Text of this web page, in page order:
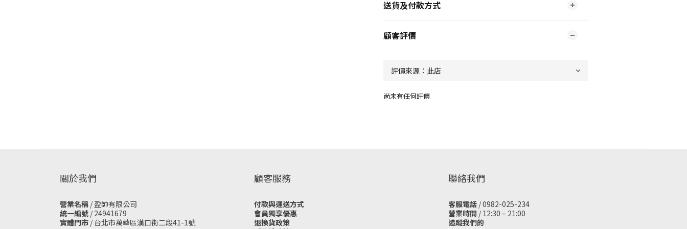
送貨及付款方式
顧客評價
尚未有任何評價
關於我們
營業名稱 / 盈帥有限公司
統一編號 / 24941679
實體門市 / 台北市萬華區漢口街二段41-1號
顧客服務
付款與運送方式
會員獨享優惠
退換貨政策
聯絡我們
客服電話 / 0982-025-234
營業時間 / 12:30 – 21:00
追蹤我們的